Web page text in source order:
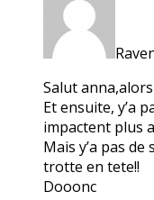
Salut
Et ensuite, y’a
impactent plus
Mais y’a pas
trotte en tete!!
Dooonc